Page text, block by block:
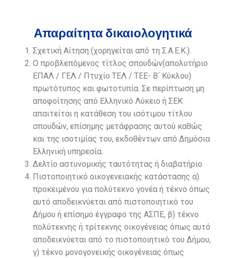
Απαραίτητα δικαιολογητικά
Σχετική Αίτηση (χορηγείται από τη Σ.Α.Ε.Κ.).
Ο προβλεπόμενος τίτλος σπουδών(απολυτήριο
ΕΠΑΛ / ΓΕΛ / Πτυχίο ΤΕΛ / ΤΕΕ- Β΄ Κύκλου)
πρωτότυπος και φωτοτυπία. Σε περίπτωση μη
αποφοίτησης από Ελληνικό Λύκειο ή ΣΕΚ
απαιτείται η κατάθεση του ισότιμου τίτλου
σπουδών, επίσημης μετάφρασης αυτού καθώς
και της ισοτιμίας του, εκδοθέντων από Δημόσια
Ελληνική υπηρεσία.
Δελτίο αστυνομικής ταυτότητας ή διαβατήριο.
Πιστοποιητικό οικογενειακής κατάστασης α)
προκειμένου για πολύτεκνο γονέα ή τέκνο όπως
αυτό αποδεικνύεται από πιστοποιητικό του
Δήμου ή επίσημο έγγραφο της ΑΣΠΕ, β) τέκνο
πολύτεκνης ή τρίτεκνης οικογένειας όπως αυτό
αποδεικνύεται από το πιστοποιητικό του Δήμου,
γ) τέκνο μονογονεϊκής οικογένειας όπως